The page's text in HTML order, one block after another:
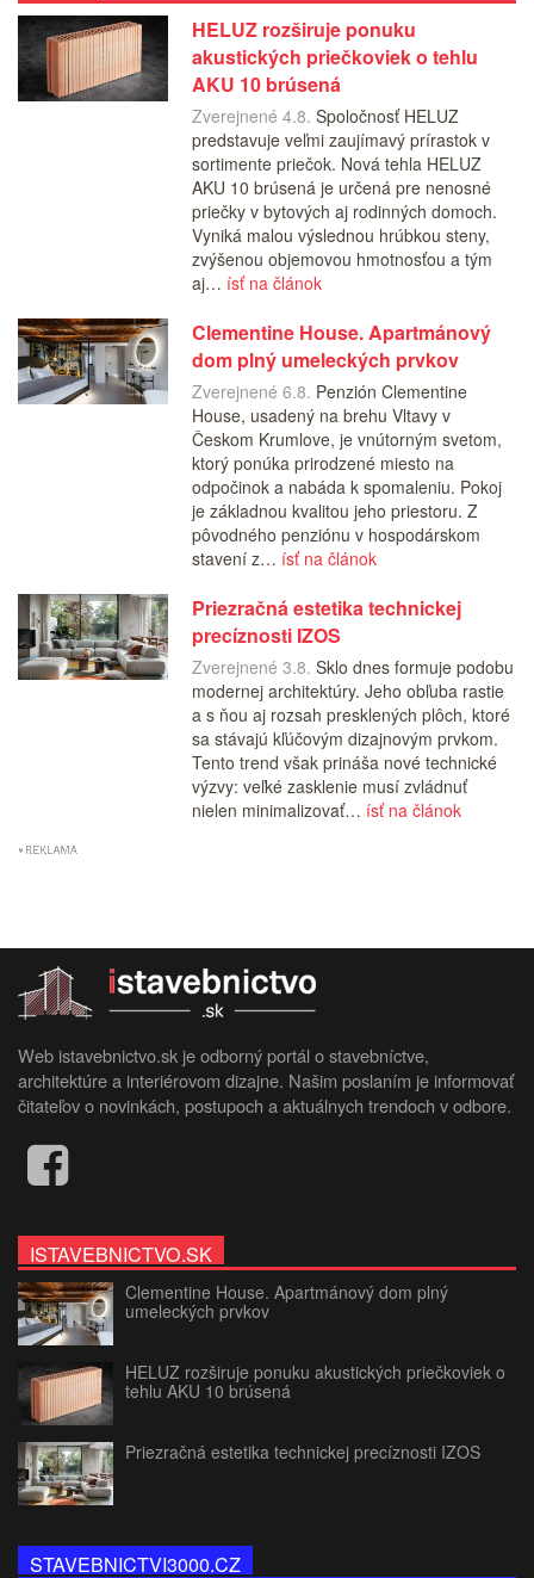
HELUZ rozširuje ponuku
akustických priečkoviek o tehlu
AKU 10 brúsená
Zverejnené 4.8. Spoločnosť HELUZ
predstavuje veľmi zaujímavý prírastok v
sortimente priečok. Nová tehla HELUZ
AKU 10 brúsená je určená pre nenosné
priečky v bytových aj rodinných domoch.
Vyniká malou výslednou hrúbkou steny,
zvýšenou objemovou hmotnosťou a tým
aj… ísť na článok
Clementine House. Apartmánový
dom plný umeleckých prvkov
Zverejnené 6.8. Penzión Clementine
House, usadený na brehu Vltavy v
Českom Krumlove, je vnútorným svetom,
ktorý ponúka prirodzené miesto na
odpočinok a nabáda k spomaleniu. Pokoj
je základnou kvalitou jeho priestoru. Z
pôvodného penziónu v hospodárskom
stavení z… ísť na článok
Priezračná estetika technickej
precíznosti IZOS
Zverejnené 3.8. Sklo dnes formuje podobu
modernej architektúry. Jeho obľuba rastie
a s ňou aj rozsah presklených plôch, ktoré
sa stávajú kľúčovým dizajnovým prvkom.
Tento trend však prináša nové technické
výzvy: veľké zasklenie musí zvládnuť
nielen minimalizovať… ísť na článok
Web istavebnictvo.sk je odborný portál o stavebníctve,
architektúre a interiérovom dizajne. Našim poslaním je informovať
čitateľov o novinkách, postupoch a aktuálnych trendoch v odbore.
ISTAVEBNICTVO.SK
Clementine House. Apartmánový dom plný
umeleckých prvkov
HELUZ rozširuje ponuku akustických priečkoviek o
tehlu AKU 10 brúsená
Priezračná estetika technickej precíznosti IZOS
STAVEBNICTVI3000.CZ